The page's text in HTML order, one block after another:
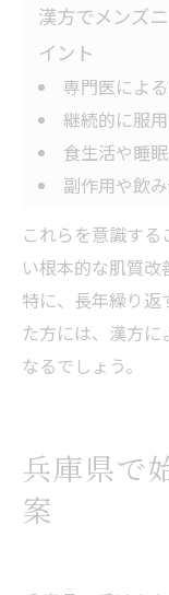
漢方でメンズ
イント
専門医によ
継続的に服
食生活や睡
副作用や飲
これらを意識す
い根本的な肌質改
特に、長年繰り返
た方には、漢方
なるでしょう。
兵庫県で
案